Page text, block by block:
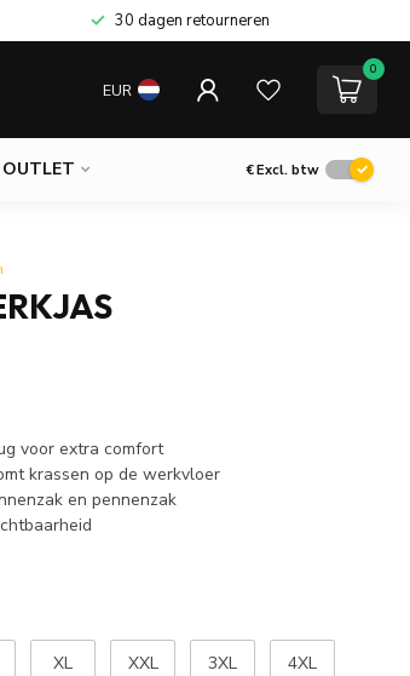
30 dagen retourneren
EUR
0
OUTLET €Excl. btw
voor extra comfort
krassen op de werkvloer
en pennenzak
XL XXL 3XL 4XL